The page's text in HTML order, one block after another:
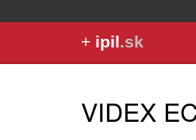
+ ipil.sk
VIDEX